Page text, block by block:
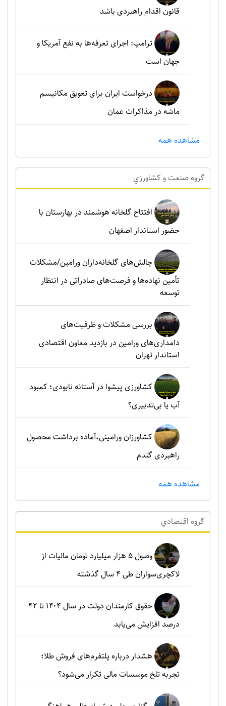
قانون اقدام راهبردی باشد
ترامپ: اجرای تعرفه‌ها به نفع آمریکا و
جهان است
درخواست ایران برای تعویق مکانیسم
ماشه در مذاکرات عمان
مشاهده همه
گروه صنعت و کشاورزي
افتتاح گلخانه هوشمند در بهارستان با
حضور استاندار اصفهان
چالش‌های گلخانه‌داران ورامین/مشکلات
تأمین نهاده‌ها و فرصت‌های صادراتی در انتظار
توسعه
بررسی مشکلات و ظرفیت‌های
دامداری‌های ورامین در بازدید معاون اقتصادی
استاندار تهران
کشاورزی پیشوا در آستانه نابودی؛ کمبود
آب یا بی‌تدبیری؟
کشاورزان ورامینی،آماده برداشت محصول
راهبردی گندم
مشاهده همه
گروه اقتصادي
وصول ۵ هزار میلیارد تومان مالیات از
لاکچری‌سواران طی ۴ سال گذشته
حقوق کارمندان دولت در سال ۱۴۰۴ تا ۴۲
درصد افزایش می‌یابد
هشدار درباره پلتفرم‌های فروش طلا؛
تجربه تلخ موسسات مالی تکرار می‌شود؟